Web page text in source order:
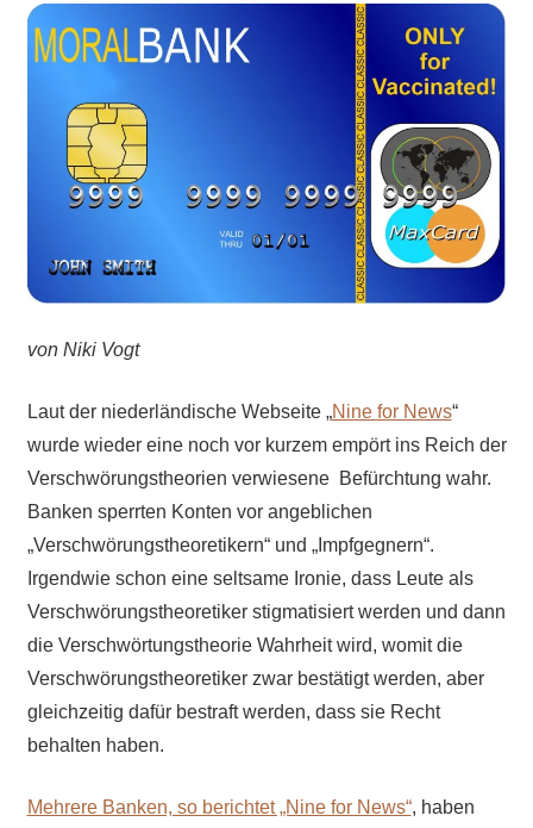
von Niki Vogt
Laut der niederländische Webseite „Nine for News“
wurde wieder eine noch vor kurzem empört ins Reich der
Verschwörungstheorien verwiesene Befürchtung wahr.
Banken sperrten Konten vor angeblichen
„Verschwörungstheoretikern“ und „Impfgegnern“.
Irgendwie schon eine seltsame Ironie, dass Leute als
Verschwörungstheoretiker stigmatisiert werden und dann
die Verschwörtungstheorie Wahrheit wird, womit die
Verschwörungstheoretiker zwar bestätigt werden, aber
gleichzeitig dafür bestraft werden, dass sie Recht
behalten haben.
Mehrere Banken, so berichtet „Nine for News“, haben